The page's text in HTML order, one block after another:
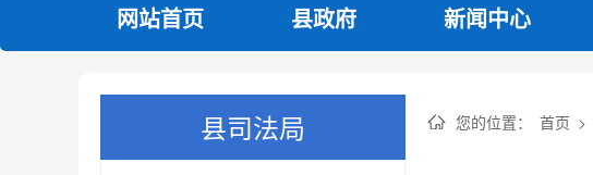
网站首页 县政府 新闻中心
县司法局 您的位置： 首页 >